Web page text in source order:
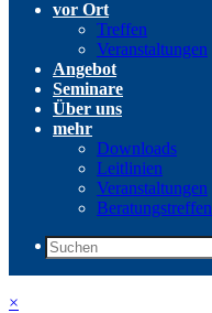
vor Ort
Treffen
Veranstaltungen
Angebot
Seminare
Über uns
mehr
Downloads
Leitlinien
Veranstaltungen
Beratungstreffen
×